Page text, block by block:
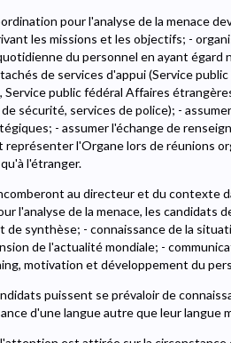
pour l'analyse de la menace
les missions et les objectifs; -
du personnel en ayant
de services d'appui (Service
public fédéral Affaires
sécurité, services de police); -
- assumer l'échange de
l'Organe lors de réunions
l'étranger.
au directeur et du contexte
l'analyse de la menace, les candidats
de synthèse; - connaissance de la
de l'actualité mondiale; -
motivation et développement du
puissent se prévaloir de
d'une langue autre que leur langue